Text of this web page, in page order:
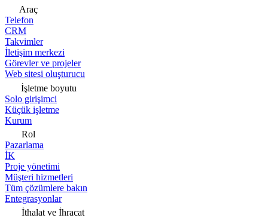
Araç
Telefon
CRM
Takvimler
İletişim merkezi
Görevler ve projeler
Web sitesi oluşturucu
İşletme boyutu
Solo girişimci
Küçük işletme
Kurum
Rol
Pazarlama
İK
Proje yönetimi
Müşteri hizmetleri
Tüm çözümlere bakın
Entegrasyonlar
İthalat ve İhracat